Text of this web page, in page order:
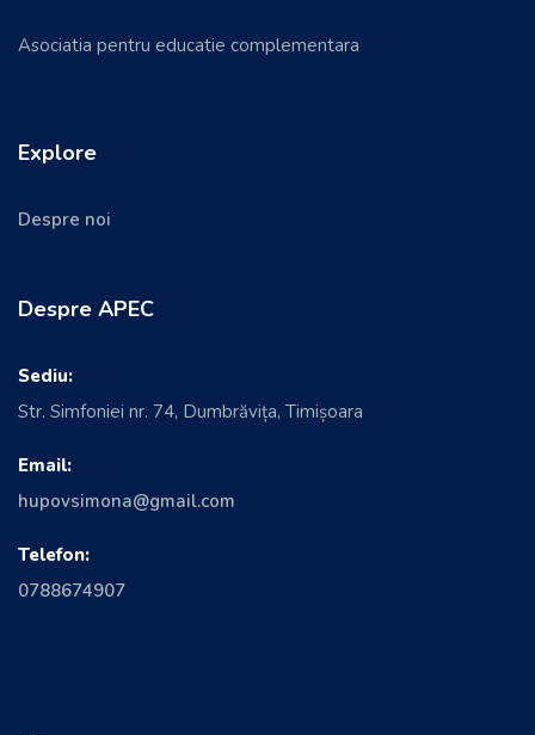
Asociatia pentru educatie complementara
Explore
Despre noi
Despre APEC
Sediu:
Str. Simfoniei nr. 74, Dumbrăvița, Timișoara
Email:
hupovsimona@gmail.com
Telefon:
0788674907